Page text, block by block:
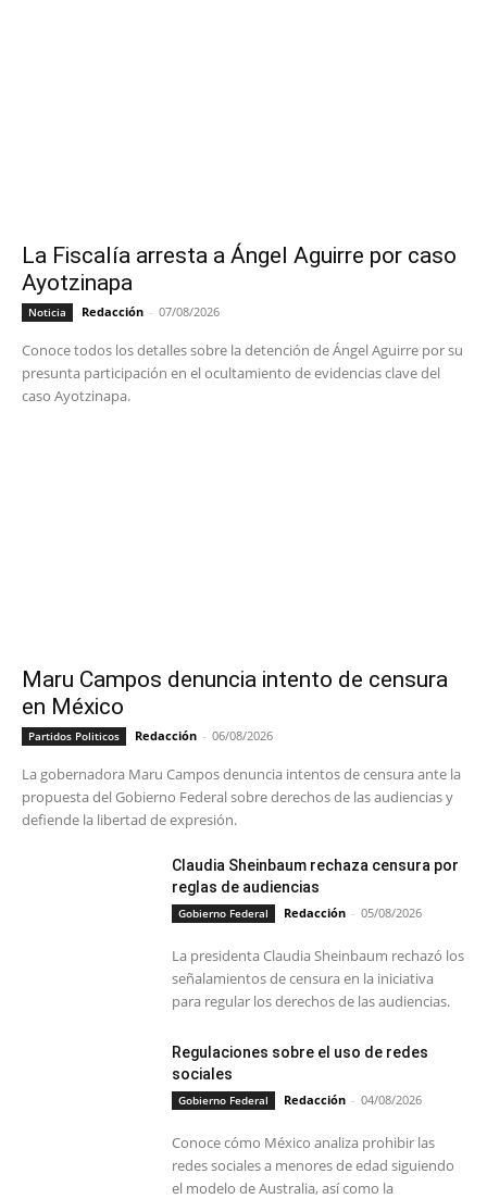
La Fiscalía arresta a Ángel Aguirre por caso
Ayotzinapa
Noticia Redacción - 07/08/2026
Conoce todos los detalles sobre la detención de Ángel Aguirre por su
presunta participación en el ocultamiento de evidencias clave del
caso Ayotzinapa.
Maru Campos denuncia intento de censura
en México
Partidos Politicos Redacción - 06/08/2026
La gobernadora Maru Campos denuncia intentos de censura ante la
propuesta del Gobierno Federal sobre derechos de las audiencias y
defiende la libertad de expresión.
Claudia Sheinbaum rechaza censura por
reglas de audiencias
Gobierno Federal Redacción - 05/08/2026
La presidenta Claudia Sheinbaum rechazó los
señalamientos de censura en la iniciativa
para regular los derechos de las audiencias.
Regulaciones sobre el uso de redes
sociales
Gobierno Federal Redacción - 04/08/2026
Conoce cómo México analiza prohibir las
redes sociales a menores de edad siguiendo
el modelo de Australia, así como la